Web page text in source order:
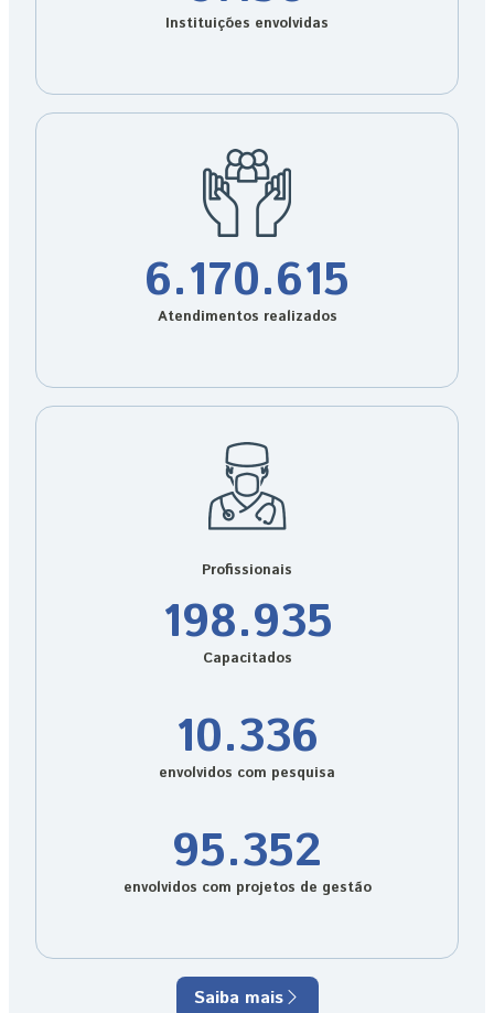
Instituições envolvidas
6.170.615
Atendimentos realizados
Profissionais
198.935
Capacitados
10.336
envolvidos com pesquisa
95.352
envolvidos com projetos de gestão
Saiba mais